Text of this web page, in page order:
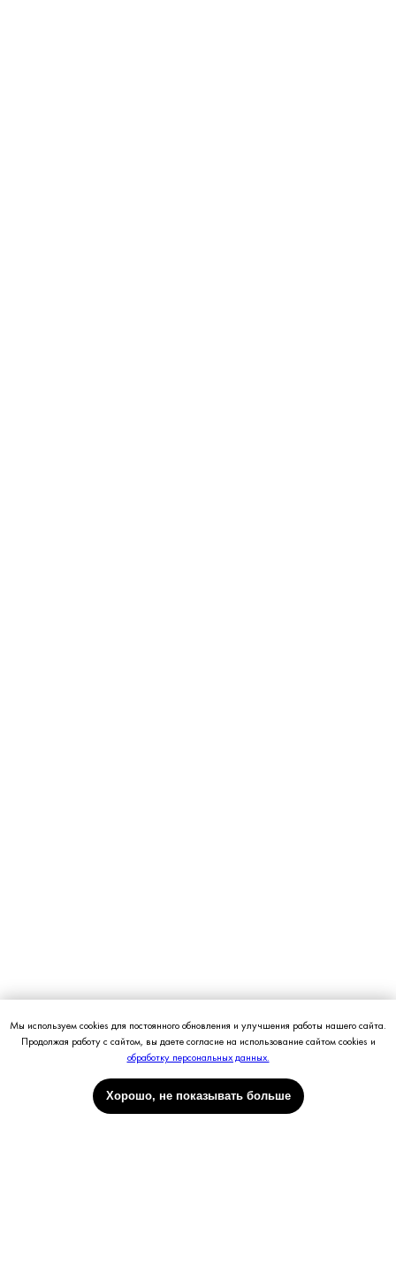
Мы используем cookies для постоянного обновления и улучшения работы нашего сайта.
Продолжая работу с сайтом, вы даете согласие на использование сайтом cookies и
обработку персональных данных.
Хорошо, не показывать больше
Петровка